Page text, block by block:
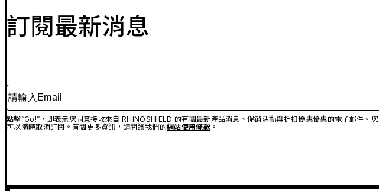
訂閱最新消息
請輸入Email
點擊“Go!”，即表示您同意接收來自 RHINOSHIELD 的有關最新產品消息、促銷活動與折扣優惠優惠的電子郵件。您
可以隨時取消訂閱。有關更多資訊，請閱讀我們的網站使用條款。